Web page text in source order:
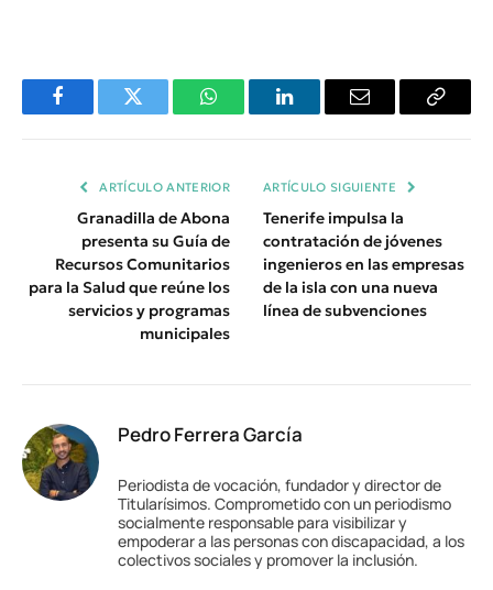
FacebookTwitter WhatsAppLinkedInEmail
Copiar
ARTÍCULO ANTERIOR
Granadilla de Abona
presenta su Guía de
Recursos Comunitarios
para la Salud que reúne los
servicios y programas
municipales
ARTÍCULO SIGUIENTE
Tenerife impulsa la
contratación de jóvenes
ingenieros en las empresas
de la isla con una nueva
línea de subvenciones
Pedro Ferrera García
Periodista de vocación, fundador y director de
Titularísimos. Comprometido con un periodismo
socialmente responsable para visibilizar y
empoderar a las personas con discapacidad, a los
colectivos sociales y promover la inclusión.